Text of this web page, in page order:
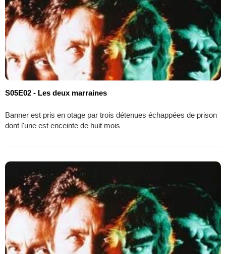
S05E02 - Les deux marraines
Banner est pris en otage par trois détenues échappées de prison
dont l'une est enceinte de huit mois